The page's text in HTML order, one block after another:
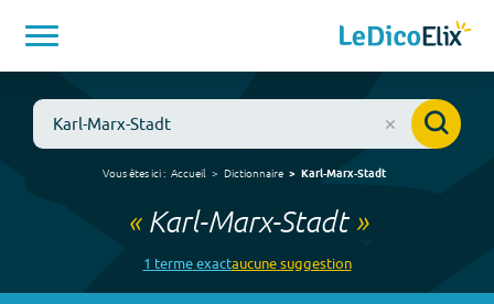
Vous êtes ici : Accueil Dictionnaire Karl-Marx-Stadt
« Karl-Marx-Stadt»
1 termeexactaucunesuggestion